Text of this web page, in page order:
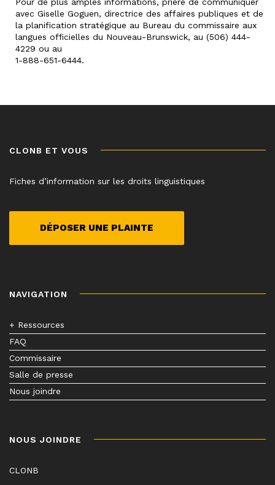
avec Giselle Goguen, directrice des affaires publiques et de
la planification stratégique au Bureau du commissaire aux
langues officielles du Nouveau-Brunswick, au (506) 444-
4229 ou au
1-888-651-6444.
CLONB ET VOUS
Fiches d’information sur les droits linguistiques
DÉPOSER UNE PLAINTE
NAVIGATION
+ Ressources
FAQ
Commissaire
Salle de presse
Nous joindre
NOUS JOINDRE
CLONB